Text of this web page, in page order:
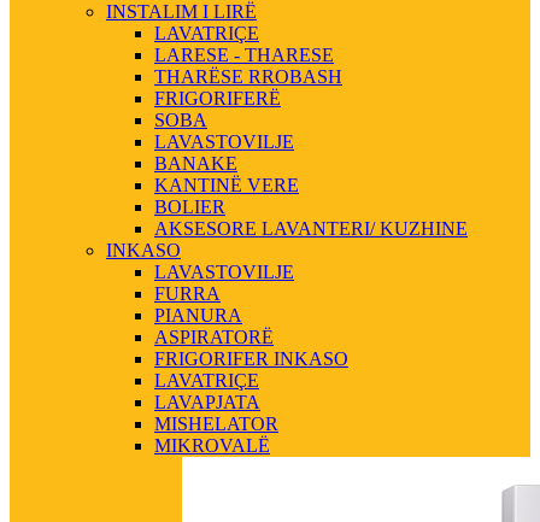
INSTALIM I LIRË
LAVATRIÇE
LARESE - THARESE
THARËSE RROBASH
FRIGORIFERË
SOBA
LAVASTOVILJE
BANAKE
KANTINË VERE
BOLIER
AKSESORE LAVANTERI/ KUZHINE
INKASO
LAVASTOVILJE
FURRA
PIANURA
ASPIRATORË
FRIGORIFER INKASO
LAVATRIÇE
LAVAPJATA
MISHELATOR
MIKROVALË